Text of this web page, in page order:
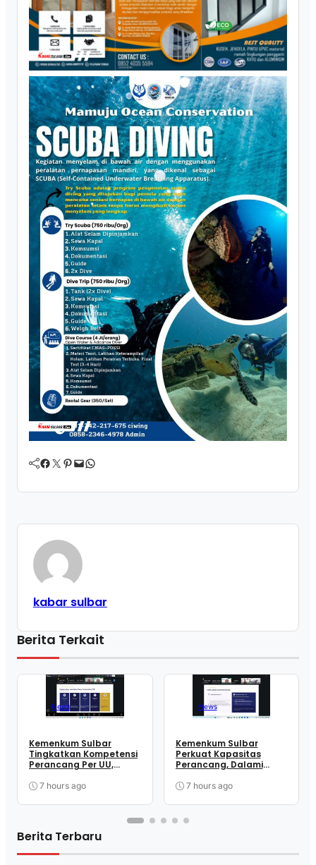
Facebook Twitter Pinterest Mail WhatsApp
kabar sulbar
Berita Terkait
News
Kemenkum Sulbar
Tingkatkan Kompetensi
Perancang Per UU,
Berkualitas
7 hours ago
News
Kemenkum Sulbar
Perkuat Kapasitas
Perancang, Dalami
Pengundangan
7 hours ago
Berita Terbaru